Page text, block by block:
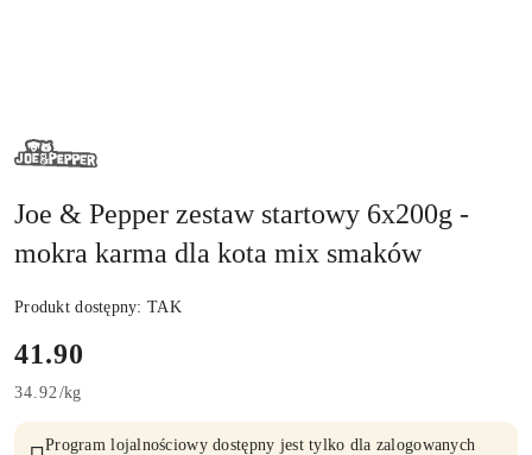
NAZWA
PRODUCENTA:
Joe & Pepper zestaw startowy 6x200g -
mokra karma dla kota mix smaków
Produkt dostępny:TAK
cena:
41.90
34.92 /kg
Program lojalnościowy dostępny jest tylko dla zalogowanych